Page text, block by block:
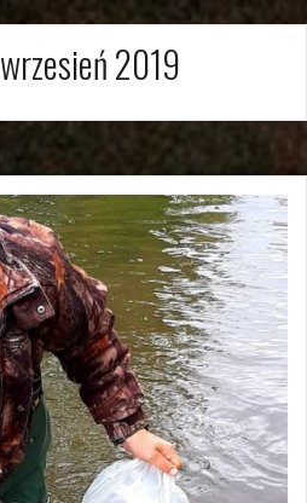
wrzesień 2019